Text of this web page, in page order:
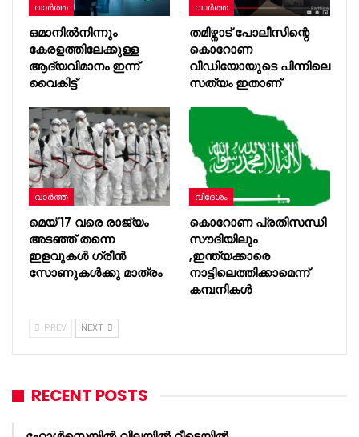
വാർത്ത
ഒമാനിൽനിന്നും
കേരളത്തിലേക്കുള്ള
ആദ്യവിമാനം ഇന്ന്
വൈകിട്ട്
വാർത്ത
തമിഴ്നാട് പോലീസിന്റെ
കൊറോണ
വീഡിയോയുടെ പിന്നിലെ
സത്യം ഇതാണ്
വാർത്ത
മെയ് 17 വരെ രാജ്യം
അടഞ്ഞ് തന്നെ
ഇളവുകൾ ഗ്രീൻ
സോണുകൾക്കു മാത്രം
വിദേശം
കൊറോണ പ്രതിസന്ധി
സൗദിയിലും
,ഇന്ത്യക്കാരെ
നാട്ടിലെത്തിക്കാമെന്ന്
കമ്പനികള്‍
PREV NEXT
RECENT POSTS